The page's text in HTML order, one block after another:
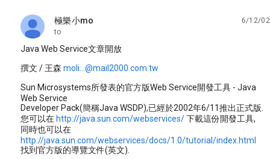
極樂小mo
unread,
6/12/02
to
Java Web Service文章開放
撰文 / 王森 moli...@mail2000.com.tw
Sun Microsystems所發表的官方版Web Service開發工具 - Java
Web Service
Developer Pack(簡稱Java WSDP),已經於2002年6/11推出正式版.
您可以在 http://java.sun.com/webservices/下載這份開發工具,
同時也可以在
http://java.sun.com/webservices/docs/1.0/tutorial/index.html
找到官方版的導覽文件(英文).